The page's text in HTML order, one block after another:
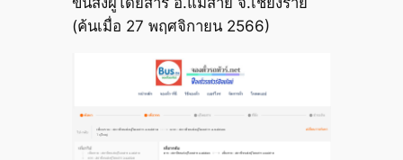
(ค้นเมื่อ 27 พฤศจิกายน 2566)